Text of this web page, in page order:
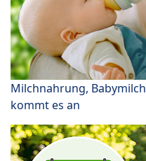
Milchnahrung,
kommt es an